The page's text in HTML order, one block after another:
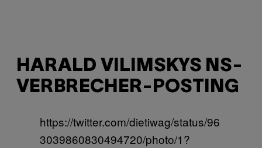
HARALD VILIMSKYS NS-
VERBRECHER-POSTING
https://twitter.com/dietiwag/status/96
3039860830494720/photo/1?